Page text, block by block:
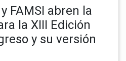
FAMSI abren la
la XIII Edición
y su versión